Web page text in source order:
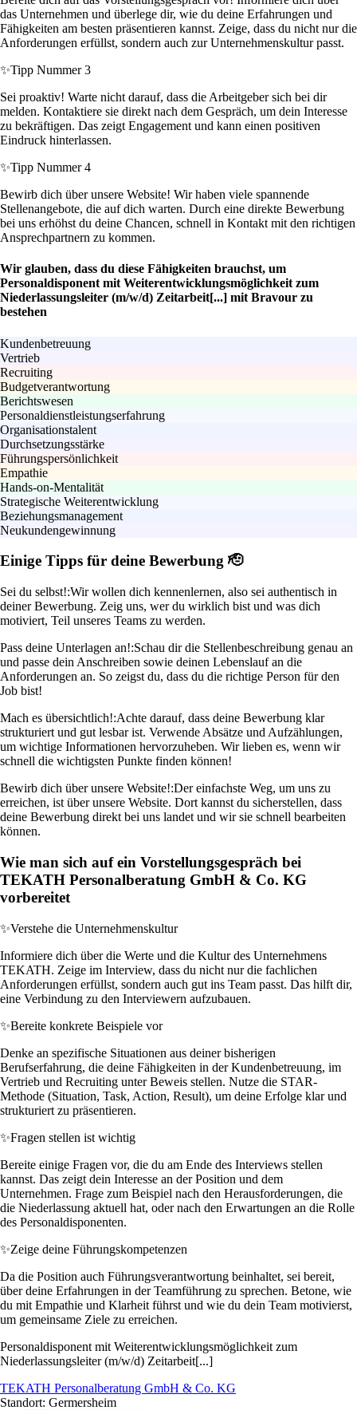
das Unternehmen und überlege dir, wie du deine Erfahrungen und
Fähigkeiten am besten präsentieren kannst. Zeige, dass du nicht nur die
Anforderungen erfüllst, sondern auch zur Unternehmenskultur passt.
✨Tipp Nummer 3
Sei proaktiv! Warte nicht darauf, dass die Arbeitgeber sich bei dir
melden. Kontaktiere sie direkt nach dem Gespräch, um dein Interesse
zu bekräftigen. Das zeigt Engagement und kann einen positiven
Eindruck hinterlassen.
✨Tipp Nummer 4
Bewirb dich über unsere Website! Wir haben viele spannende
Stellenangebote, die auf dich warten. Durch eine direkte Bewerbung
bei uns erhöhst du deine Chancen, schnell in Kontakt mit den richtigen
Ansprechpartnern zu kommen.
Wir glauben, dass du diese Fähigkeiten brauchst, um
Personaldisponent mit Weiterentwicklungsmöglichkeit zum
Niederlassungsleiter (m/w/d) Zeitarbeit[...] mit Bravour zu
bestehen
Kundenbetreuung
Vertrieb
Recruiting
Budgetverantwortung
Berichtswesen
Personaldienstleistungserfahrung
Organisationstalent
Durchsetzungsstärke
Führungspersönlichkeit
Empathie
Hands-on-Mentalität
Strategische Weiterentwicklung
Beziehungsmanagement
Neukundengewinnung
Einige Tipps für deine Bewerbung 🫡
Sei du selbst!:Wir wollen dich kennenlernen, also sei authentisch in
deiner Bewerbung. Zeig uns, wer du wirklich bist und was dich
motiviert, Teil unseres Teams zu werden.
Pass deine Unterlagen an!:Schau dir die Stellenbeschreibung genau an
und passe dein Anschreiben sowie deinen Lebenslauf an die
Anforderungen an. So zeigst du, dass du die richtige Person für den
Job bist!
Mach es übersichtlich!:Achte darauf, dass deine Bewerbung klar
strukturiert und gut lesbar ist. Verwende Absätze und Aufzählungen,
um wichtige Informationen hervorzuheben. Wir lieben es, wenn wir
schnell die wichtigsten Punkte finden können!
Bewirb dich über unsere Website!:Der einfachste Weg, um uns zu
erreichen, ist über unsere Website. Dort kannst du sicherstellen, dass
deine Bewerbung direkt bei uns landet und wir sie schnell bearbeiten
können.
Wie man sich auf ein Vorstellungsgespräch bei
TEKATH Personalberatung GmbH & Co. KG
vorbereitet
✨Verstehe die Unternehmenskultur
Informiere dich über die Werte und die Kultur des Unternehmens
TEKATH. Zeige im Interview, dass du nicht nur die fachlichen
Anforderungen erfüllst, sondern auch gut ins Team passt. Das hilft dir,
eine Verbindung zu den Interviewern aufzubauen.
✨Bereite konkrete Beispiele vor
Denke an spezifische Situationen aus deiner bisherigen
Berufserfahrung, die deine Fähigkeiten in der Kundenbetreuung, im
Vertrieb und Recruiting unter Beweis stellen. Nutze die STAR-
Methode (Situation, Task, Action, Result), um deine Erfolge klar und
strukturiert zu präsentieren.
✨Fragen stellen ist wichtig
Bereite einige Fragen vor, die du am Ende des Interviews stellen
kannst. Das zeigt dein Interesse an der Position und dem
Unternehmen. Frage zum Beispiel nach den Herausforderungen, die
die Niederlassung aktuell hat, oder nach den Erwartungen an die Rolle
des Personaldisponenten.
✨Zeige deine Führungskompetenzen
Da die Position auch Führungsverantwortung beinhaltet, sei bereit,
über deine Erfahrungen in der Teamführung zu sprechen. Betone, wie
du mit Empathie und Klarheit führst und wie du dein Team motivierst,
um gemeinsame Ziele zu erreichen.
Personaldisponent mit Weiterentwicklungsmöglichkeit zum
Niederlassungsleiter (m/w/d) Zeitarbeit[...]
TEKATH Personalberatung GmbH & Co. KG
Standort: Germersheim